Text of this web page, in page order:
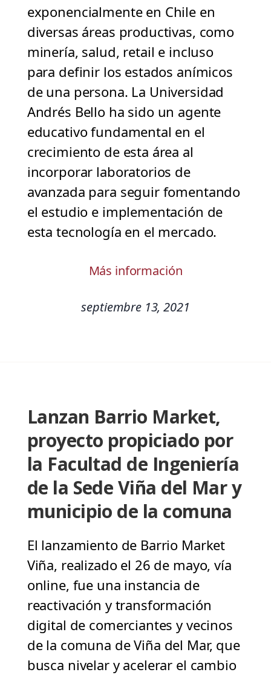
exponencialmente en Chile en
diversas áreas productivas, como
minería, salud, retail e incluso
para definir los estados anímicos
de una persona. La Universidad
Andrés Bello ha sido un agente
educativo fundamental en el
crecimiento de esta área al
incorporar laboratorios de
avanzada para seguir fomentando
el estudio e implementación de
esta tecnología en el mercado.
Más información
septiembre 13, 2021
Lanzan Barrio Market,
proyecto propiciado por
la Facultad de Ingeniería
de la Sede Viña del Mar y
municipio de la comuna
El lanzamiento de Barrio Market
Viña, realizado el 26 de mayo, vía
online, fue una instancia de
reactivación y transformación
digital de comerciantes y vecinos
de la comuna de Viña del Mar, que
busca nivelar y acelerar el cambio